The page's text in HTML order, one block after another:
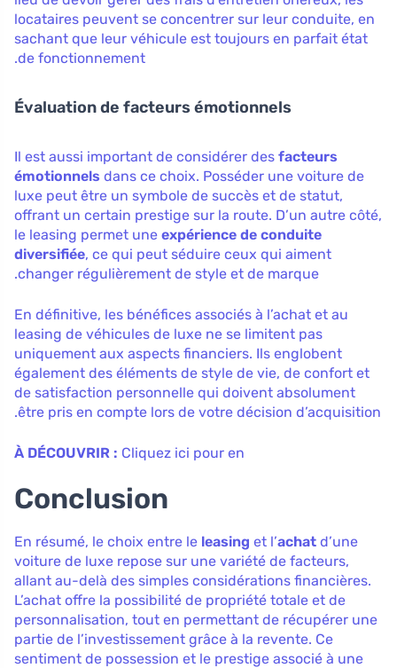
locataires peuvent se concentrer sur leur conduite, en
sachant que leur véhicule est toujours en parfait état
de fonctionnement.
Évaluation de facteurs émotionnels
Il est aussi important de considérer des facteurs
émotionnels dans ce choix. Posséder une voiture de
luxe peut être un symbole de succès et de statut,
offrant un certain prestige sur la route. D’un autre côté,
le leasing permet une expérience de conduite
diversifiée, ce qui peut séduire ceux qui aiment
changer régulièrement de style et de marque.
En définitive, les bénéfices associés à l’achat et au
leasing de véhicules de luxe ne se limitent pas
uniquement aux aspects financiers. Ils englobent
également des éléments de style de vie, de confort et
de satisfaction personnelle qui doivent absolument
être pris en compte lors de votre décision d’acquisition.
À DÉCOUVRIR : Cliquez ici pour en
Conclusion
En résumé, le choix entre le leasing et l’achat d’une
voiture de luxe repose sur une variété de facteurs,
allant au-delà des simples considérations financières.
L’achat offre la possibilité de propriété totale et de
personnalisation, tout en permettant de récupérer une
partie de l’investissement grâce à la revente. Ce
sentiment de possession et le prestige associé à une